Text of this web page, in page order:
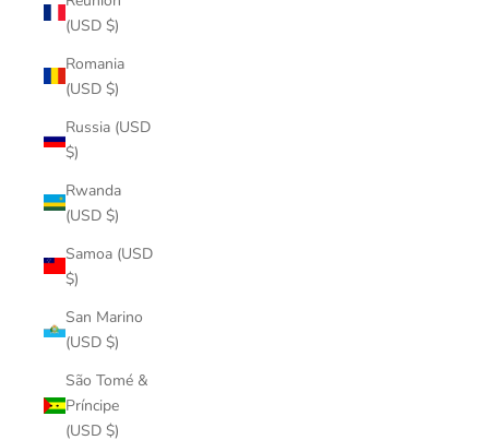
(USD $)
Romania
(USD $)
Russia (USD
$)
Rwanda
(USD $)
Samoa (USD
$)
San Marino
(USD $)
São Tomé &
Príncipe
(USD $)